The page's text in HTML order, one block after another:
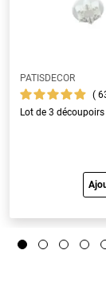
PATISDECOR
Lot de 3